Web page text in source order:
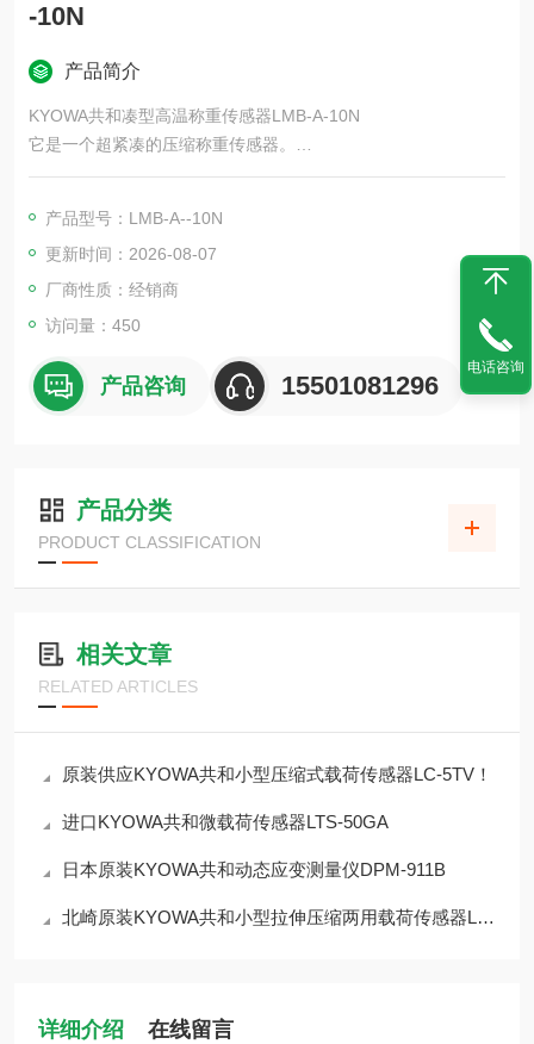
-10N
产品简介
KYOWA共和凑型高温称重传感器LMB-A-10N
它是一个超紧凑的压缩称重传感器。
额定容量：10N~2kN
非线性度：&amp;#177;0.5% RO 以内
产品型号：LMB-A--10N
更新时间：2026-08-07
厂商性质：经销商
访问量：450
产品咨询 15501081296
产品分类
PRODUCT CLASSIFICATION
相关文章
RELATED ARTICLES
原装供应KYOWA共和小型压缩式载荷传感器LC-5TV！
进口KYOWA共和微载荷传感器LTS-50GA
日本原装KYOWA共和动态应变测量仪DPM-911B
北崎原装KYOWA共和小型拉伸压缩两用载荷传感器LUX-B-50N-ID
详细介绍 在线留言
电话咨询